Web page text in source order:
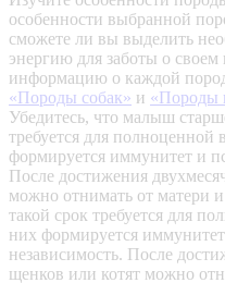
особенности выбранной
сможете ли вы выделить
энергию для заботы о
информацию о каждой
«Породы собак» и «Породы
Убедитесь, что малыш
требуется для
формируется иммунитет и
После достижения
можно отнимать от матери
такой срок требуется для
них формируется
независимость. После
щенков или котят можно